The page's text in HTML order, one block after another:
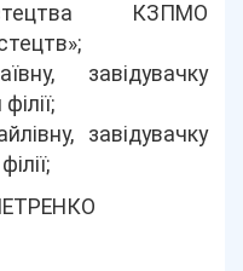
КЗПМО
завідувачку
завідувачку